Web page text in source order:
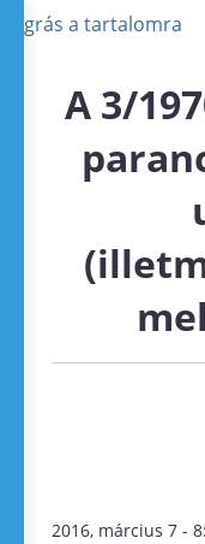
Ugrás a tartalomra
A 3/
2016, március 7 -